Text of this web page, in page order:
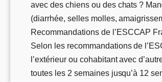
avec des chiens ou des chats ?
(diarrhée, selles molles,
Recommandations de l’ESCCAP
Selon les recommandations de
l’extérieur ou cohabitant avec
toutes les 2 semaines jusqu’à 12